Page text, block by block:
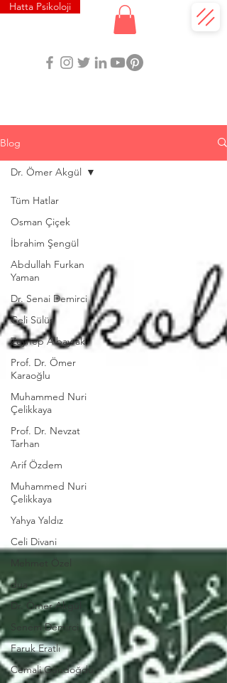
Hatta Psikoloji
Blog
Tüm Hatlar
Osman Çiçek
İbrahim Şengül
Abdullah Furkan
Yaman
Dr. Senai Demirci
Celi Sülüs
Zeynep Albayrak
Prof. Dr. Ömer
Karaoğlu
Muhammed Nuri
Çelikkaya
Prof. Dr. Nevzat
Tarhan
Arif Özdem
Muhammed Nuri
Çelikkaya
Yahya Yaldız
Celi Divani
Mehmet Özel
dua
Dr. Ömer Akgül
Senem Demirci
Faruk Eratlı
Cemali Gündoğdu
Dr. Ömer Akgül